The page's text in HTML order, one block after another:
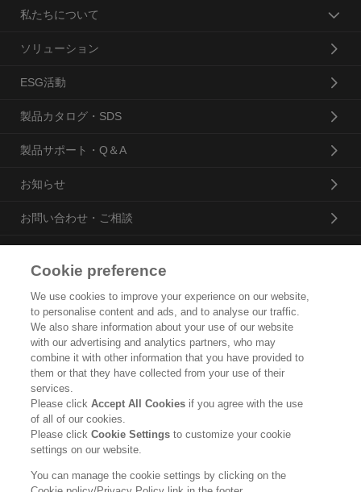
私たちについて
ソリューション
ESG活動
製品カタログ・SDS
製品サポート・Q＆A
お知らせ
お問い合わせ・ご相談
トップ
企業概要・沿革
製品カタログ
個人情報保護方針
ソーシャルメディアポリシー
Cookie preference
We use cookies to improve your experience on our website,
to personalise content and ads, and to analyse our traffic.
We also share information about your use of our website
with our advertising and analytics partners, who may
combine it with other information that you have provided to
them or that they have collected from your use of their
services.
Please clickAccept All Cookies if you agree with the use
of all of our cookies.
Please clickCookie Settingsto customize your cookie
settings on our website.
You can manage the cookie settings by clicking on the